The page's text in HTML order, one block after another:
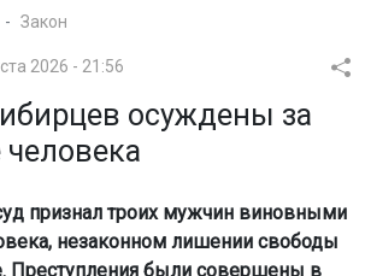
Закон
2026 - 21:56
осуждены за
признал троих мужчин виновными
незаконном лишении свободы
Преступления были совершены в